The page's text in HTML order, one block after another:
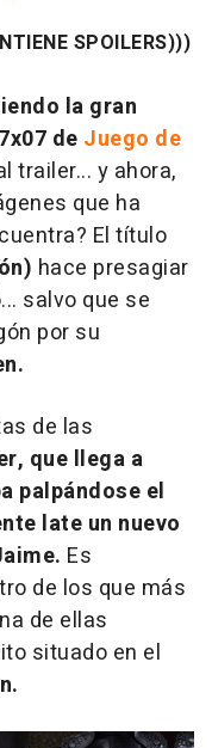
SPOILERS)))
la gran
de Juego de
trailer... y ahora,
que ha
El título
hace presagiar
salvo que se
por su
de las
que llega a
palpándose el
late un nuevo
Es
de los que más
de ellas
situado en el